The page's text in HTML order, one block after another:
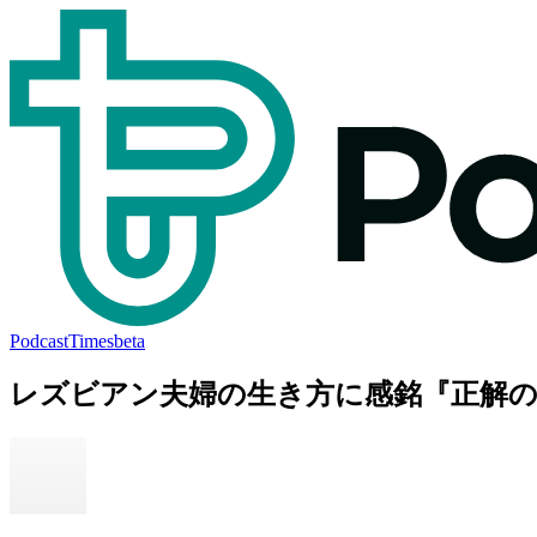
PodcastTimesbeta
レズビアン夫婦の生き方に感銘『正解